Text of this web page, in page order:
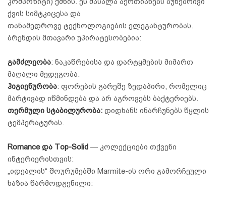
ქვის სიმტკიცესა და
თანამედროვე ტექნოლოგიების ელეგანტურობას.
ბრენდის მთავარი უპირატესობებია:
გამძლეობა: ნაკაწრებისა და დარტყმების მიმართ
მაღალი მედეგობა.
ჰიგიენურობა: ფორების გარეშე ზედაპირი, რომელიც
მარტივად იწმინდება და არ აგროვებს ბაქტერიებს.
თერმული სტაბილურობა: დიდხანს ინარჩუნებს წყლის
ტემპერატურას.
Romance და Top-Solid — კოლექციები თქვენი
ინტერიერისთვის:
„იდეალის“ შოურუმებში Marmite-ის ორი გამორჩეული
ხაზია წარმოდგენილი: